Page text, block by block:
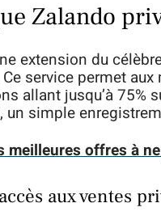
Zalando
extension du
Ce service permet
allant jusqu’à 75%
un simple
meilleures offres à
aux ventes